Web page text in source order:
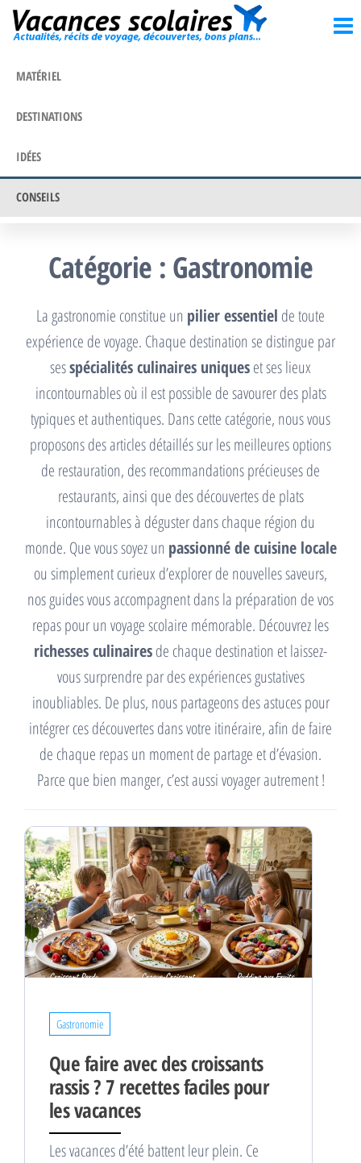
Passer
Vacances
scolaires
MATÉRIEL
DESTINATIONS
IDÉES
CONSEILS
Catégorie : Gastronomie
La gastronomie constitue un pilier essentiel de toute
expérience de voyage. Chaque destination se distingue par
sesspécialités culinaires uniqueset ses lieux
incontournables où il est possible de savourer des plats
typiques et authentiques. Dans cette catégorie, nous vous
proposons des articles détaillés sur les meilleures options
de restauration, des recommandations précieuses de
restaurants, ainsi que des découvertes de plats
incontournables à déguster dans chaque région du
monde. Que vous soyez un passionné de cuisine locale
ou simplement curieux d’explorer de nouvelles saveurs,
nos guides vous accompagnent dans la préparation de vos
repas pour un voyage scolaire mémorable. Découvrez les
richesses culinairesde chaque destination et laissez-
vous surprendre par des expériences gustatives
inoubliables. De plus, nous partageons des astuces pour
intégrer ces découvertes dans votre itinéraire, afin de faire
de chaque repas un moment de partage et d’évasion.
Parce que bien manger, c’est aussi voyager autrement !
Gastronomie
Que faire avec des croissants
rassis ? 7 recettes faciles pour
les vacances
Les vacances d’été battent leur plein. Ce